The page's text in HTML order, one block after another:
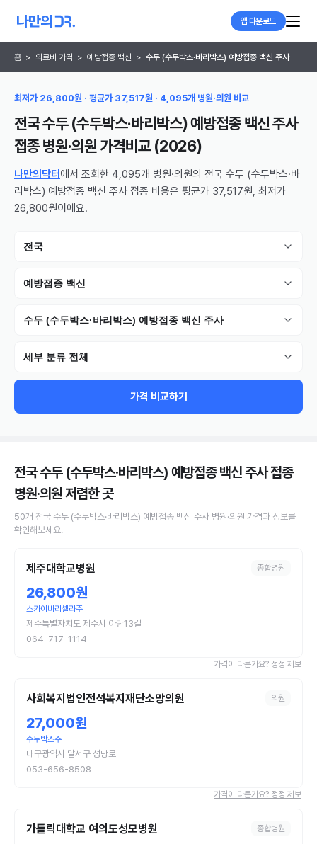
앱 다운로드
홈 > 의료비 가격 > 예방접종 백신 > 수두 (수두박스·바리박스) 예방접종 백신 주사
최저가 26,800원 · 평균가 37,517원 · 4,095개 병원·의원 비교
전국 수두 (수두박스·바리박스) 예방접종 백신 주사
접종 병원·의원가격비교 (2026)
나만의닥터 에서 조회한 4,095개 병원·의원의 전국 수두 (수두박스·바
리박스) 예방접종 백신 주사 접종 비용은 평균가 37,517원, 최저가
26,800원이에요.
전국
예방접종 백신
수두 (수두박스·바리박스) 예방접종 백신 주사
세부 분류 전체
가격 비교하기
전국 수두 (수두박스·바리박스) 예방접종 백신 주사 접종
병원·의원저렴한 곳
50개 전국 수두 (수두박스·바리박스) 예방접종 백신 주사 병원·의원 가격과 정보를
확인해보세요.
제주대학교병원 종합병원
26,800원
스카이바리셀라주
제주특별자치도 제주시 아란13길
064-717-1114
가격이 다른가요? 정정 제보
사회복지법인전석복지재단소망의원 의원
27,000원
수두박스주
대구광역시 달서구 성당로
053-656-8508
가격이 다른가요? 정정 제보
가톨릭대학교 여의도성모병원 종합병원